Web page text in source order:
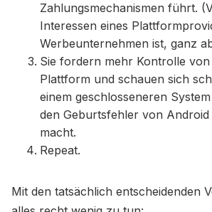
Zahlungsmechanismen führt.
Interessen eines
Werbeunternehmen ist, ganz
Sie fordern mehr Kontrolle
Plattform und schauen sich
einem geschlosseneren
den Geburtsfehler von Android
macht.
Repeat.
Mit den tatsächlich entscheidenden